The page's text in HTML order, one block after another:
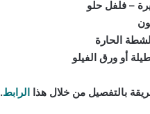
بالتفصيل من خلال هذا الرابط.